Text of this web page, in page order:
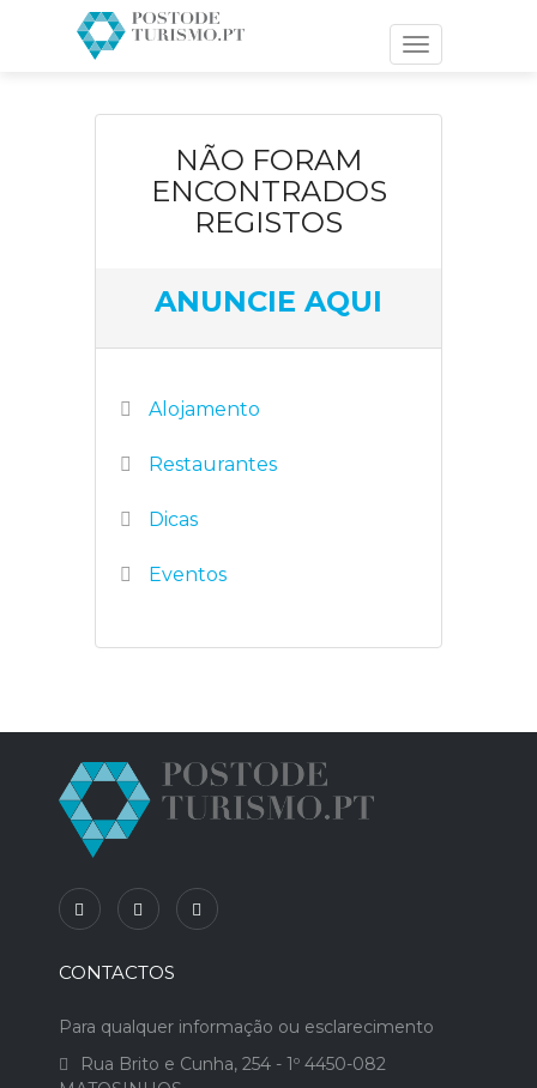
Toggle
navigation
NÃO FORAM
ENCONTRADOS
REGISTOS
ANUNCIE AQUI
Alojamento
Restaurantes
Dicas
Eventos
CONTACTOS
Para qualquer informação ou esclarecimento
Rua Brito e Cunha, 254 - 1º 4450-082